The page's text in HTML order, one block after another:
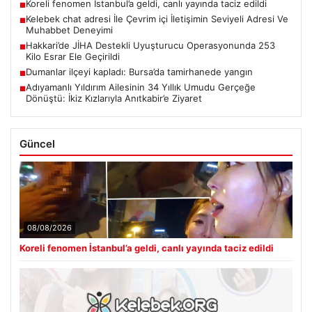
■Koreli fenomen İstanbul’a geldi, canlı yayında taciz edildi
■Kelebek chat adresi İle Çevrim içi İletişimin Seviyeli Adresi Ve
Muhabbet Deneyimi
■Hakkari’de JİHA Destekli Uyuşturucu Operasyonunda 253
Kilo Esrar Ele Geçirildi
■Dumanlar ilçeyi kapladı: Bursa’da tamirhanede yangın
■Adıyamanlı Yıldırım Ailesinin 34 Yıllık Umudu Gerçeğe
Dönüştü: İkiz Kızlarıyla Anıtkabir’e Ziyaret
Güncel
08/08/2026
Koreli fenomen İstanbul’a geldi, canlı yayında taciz edildi